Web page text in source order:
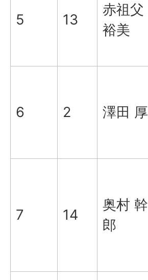
5 13
赤祖父
裕美
6 2 澤田 厚
7 14
奥村 幹
郎